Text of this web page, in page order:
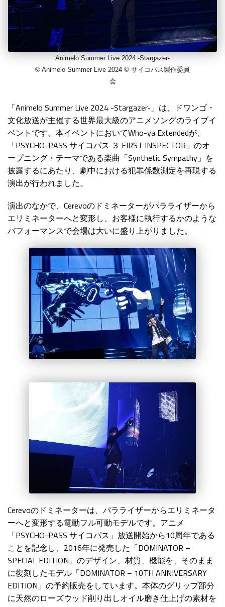
Animelo Summer Live 2024 -Stargazer-
© Animelo Summer Live 2024 © サイコパス製作委員
会
「Animelo Summer Live 2024 -Stargazer-」は、ドワンゴ・
文化放送が主催する世界最大級のアニメソングのライブイ
ベントです。本イベントにおいてWho-ya Extendedが、
「PSYCHO-PASS サイコパス ３ FIRST INSPECTOR」のオ
ープニング・テーマである楽曲「Synthetic Sympathy」を
披露するにあたり、劇中における犯罪係数測定を再現する
演出が行われました。
演出のなかで、Cerevoのドミネーターがパラライザーから
エリミネーターへと変形し、お客様に執行するかのような
パフォーマンスで会場は大いに盛り上がりました。
Cerevoのドミネーターは、パラライザーからエリミネータ
ーへと変形する電動フル可動モデルです。アニメ
「PSYCHO-PASS サイコパス」放送開始から10周年である
ことを記念し、2016年に発売した「DOMINATOR –
SPECIAL EDITION」のデザイン、材質、機能を、そのまま
に復刻したモデル「DOMINATOR – 10TH ANNIVERSARY
EDITION」の予約販売をしています。本体のグリップ部分
に天然のローズウッド削り出しオイル磨き仕上げの素材を